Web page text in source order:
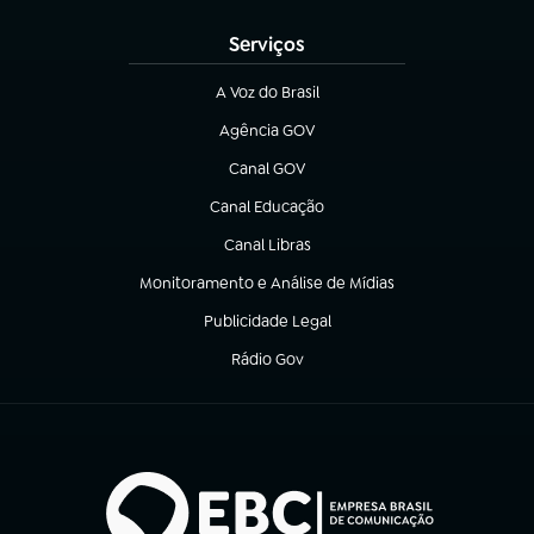
Serviços
A Voz do Brasil
(abre em nova aba)
Agência GOV
(abre em nova aba)
Canal GOV
(abre em nova aba)
Canal Educação
(abre em nova aba)
Canal Libras
(abre em nova aba)
Monitoramento e Análise de Mídias
(abre em nova aba)
Publicidade Legal
(abre em nova aba)
Rádio Gov
(abre em nova aba)